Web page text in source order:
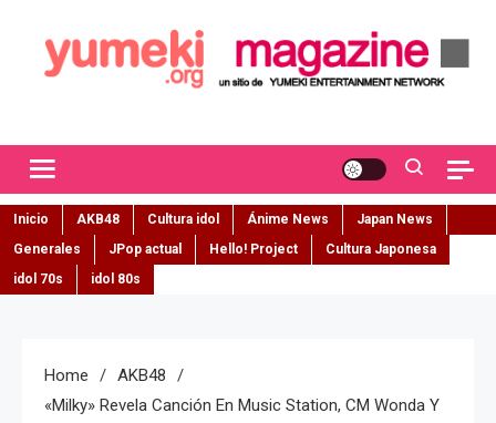
Inicio AKB48 Cultura idol Ánime News
Japan News
Generales
JPop actual Hello! Project
Cultura Japonesa
idol 70s
idol 80s
Home
AKB48
«Milky» Revela Canción En Music Station, CM Wonda Y